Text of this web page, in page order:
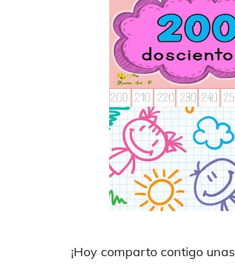
¡Hoy comparto contigo unas